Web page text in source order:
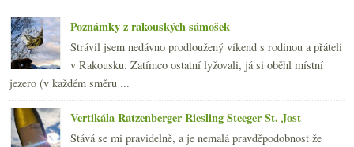
Poznámky z rakouských sámošek
Strávil jsem nedávno prodloužený víkend s rodinou a přáteli
v Rakousku. Zatímco ostatní lyžovali, já si oběhl místní
jezero (v každém směru ...
Vertikála Ratzenberger Riesling Steeger St. Jost
Stává se mi pravidelně, a je nemalá pravděpodobnost že